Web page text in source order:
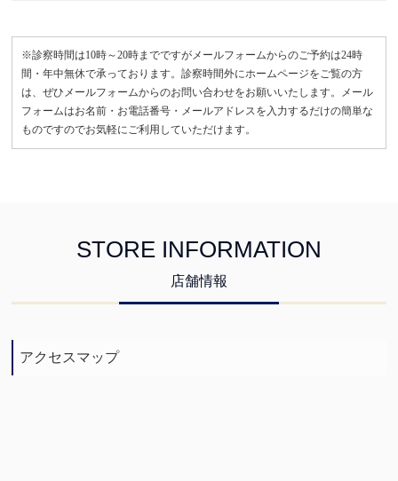
※診察時間は10時～20時までですがメールフォームからのご予約は24時
間・年中無休で承っております。診察時間外にホームページをご覧の方
は、ぜひメールフォームからのお問い合わせをお願いいたします。メール
フォームはお名前・お電話番号・メールアドレスを入力するだけの簡単な
ものですのでお気軽にご利用していただけます。
STORE INFORMATION
店舗情報
アクセスマップ